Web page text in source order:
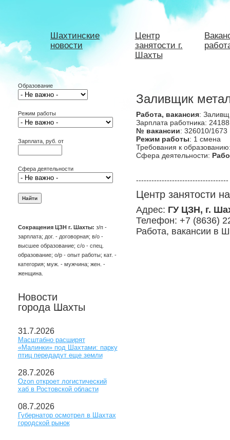
Шахтинские
новости
Центр
занятости г.
Шахты
Образование
Режим работы
Зарплата, руб. от
Сфера деятельности
Сокращения ЦЗН г. Шахты: з/п -
зарплата; дог. - договорная; в/о -
высшее образование; с/о - спец.
образование; о/р - опыт работы; кат. -
категория; муж. - мужчина; жен. -
женщина.
Новости
города Шахты
31.7.2026
Масштабно расширят
«Малинки» под Шахтами: парку
птиц передадут еще земли
28.7.2026
Ozon откроет логистический
хаб в Ростовской области
08.7.2026
Губернатор осмотрел в Шахтах
городской рынок
Заливщик
Работа, вакансия:
Зарплата работника:
№ вакансии: 326010/1673
Режим работы: 1 смена
Требования к
Сфера деятельности:
------------------------------------
Центр занятости
Адрес: ГУ ЦЗН, г.
Телефон: +7 (8636)
Работа, вакансии в